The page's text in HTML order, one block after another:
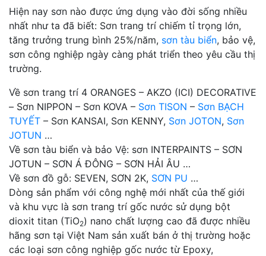
Hiện nay sơn nào được ứng dụng vào đời sống nhiều
nhất như ta đã biết: Sơn trang trí chiếm tỉ trọng lớn,
tăng trưởng trung bình 25%/năm, sơn tàu biển, bảo vệ,
sơn công nghiệp ngày càng phát triển theo yêu cầu thị
trường.
Về sơn trang trí 4 ORANGES – AKZO (ICI) DECORATIVE
– Sơn NIPPON – Sơn KOVA – Sơn TISON – Sơn BẠCH
TUYẾT – Sơn KANSAI, Sơn KENNY, Sơn JOTON, Sơn
JOTUN …
Về sơn tàu biển và bảo Vệ: sơn INTERPAINTS – SƠN
JOTUN – SƠN Á ĐÔNG – SƠN HẢI ÂU …
Về sơn đồ gỗ: SEVEN, SƠN 2K, SƠN PU …
Dòng sản phẩm với công nghệ mới nhất của thế giới
và khu vực là sơn trang trí gốc nước sử dụng bột
dioxit titan (TiO2) nano chất lượng cao đã được nhiều
hãng sơn tại Việt Nam sản xuất bán ở thị trường hoặc
các loại sơn công nghiệp gốc nước từ Epoxy,